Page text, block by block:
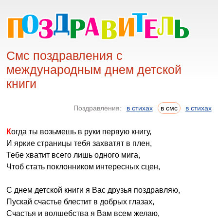
Смс поздравления с
международным днем детской
книги
Поздравления: в стихах в смс в стихах
Когда ты возьмешь в руки первую книгу,
И яркие страницы тебя захватят в плен,
Тебе хватит всего лишь одного мига,
Чтоб стать поклонником интересных сцен,
С днем детской книги я Вас друзья поздравляю,
Пускай счастье блестит в добрых глазах,
Счастья и волшебства я Вам всем желаю,